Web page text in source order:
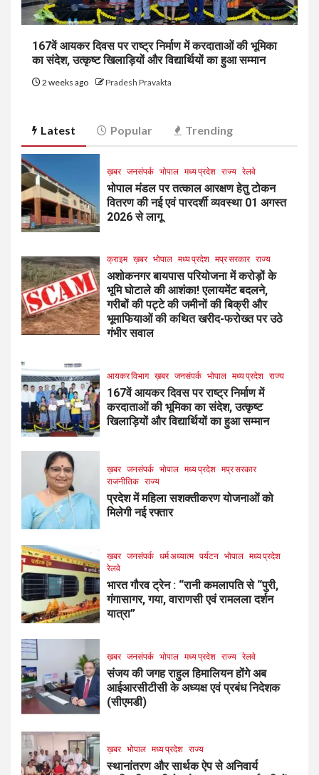
167वें आयकर दिवस पर राष्ट्र निर्माण में करदाताओं की भूमिका
का संदेश, उत्कृष्ट खिलाड़ियों और विद्यार्थियों का हुआ सम्मान
2 weeks ago Pradesh Pravakta
Latest Popular Trending
ख़बर जनसंपर्क भोपाल मध्य प्रदेश राज्य रेलवे
भोपाल मंडल पर तत्काल आरक्षण हेतु टोकन
वितरण की नई एवं पारदर्शी व्यवस्था 01 अगस्त
2026 से लागू
क्राइम ख़बर भोपाल मध्य प्रदेश मप्र सरकार राज्य
अशोकनगर बायपास परियोजना में करोड़ों के
भूमि घोटाले की आशंका! एलायमेंट बदलने,
गरीबों की पट्टे की जमीनों की बिक्री और
भूमाफियाओं की कथित खरीद-फरोख्त पर उठे
गंभीर सवाल
आयकर विभाग ख़बर जनसंपर्क भोपाल मध्य प्रदेश राज्य
167वें आयकर दिवस पर राष्ट्र निर्माण में
करदाताओं की भूमिका का संदेश, उत्कृष्ट
खिलाड़ियों और विद्यार्थियों का हुआ सम्मान
ख़बर जनसंपर्क भोपाल मध्य प्रदेश मप्र सरकार
राजनीतिक राज्य
प्रदेश में महिला सशक्तीकरण योजनाओं को
मिलेगी नई रफ्तार
ख़बर जनसंपर्क धर्म अध्यात्म पर्यटन भोपाल मध्य प्रदेश
रेलवे
भारत गौरव ट्रेन : “रानी कमलापति से “पुरी,
गंगासागर, गया, वाराणसी एवं रामलला दर्शन
यात्रा”
ख़बर जनसंपर्क भोपाल मध्य प्रदेश राज्य रेलवे
संजय की जगह राहुल हिमालियन होंगे अब
आईआरसीटीसी के अध्यक्ष एवं प्रबंध निदेशक
(सीएमडी)
ख़बर भोपाल मध्य प्रदेश राज्य
स्थानांतरण और सार्थक ऐप से अनिवार्य